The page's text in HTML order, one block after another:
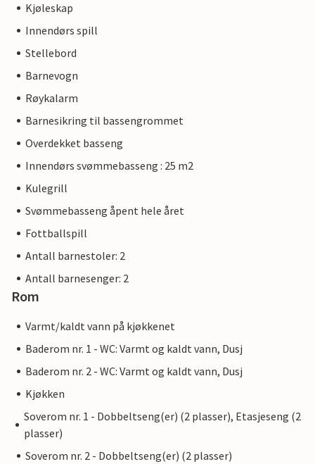
Kjøleskap
Innendørs spill
Stellebord
Barnevogn
Røykalarm
Barnesikring til bassengrommet
Overdekket basseng
Innendørs svømmebasseng : 25 m2
Kulegrill
Svømmebasseng åpent hele året
Fottballspill
Antall barnestoler: 2
Antall barnesenger: 2
Rom
Varmt/kaldt vann på kjøkkenet
Baderom nr. 1 - WC: Varmt og kaldt vann, Dusj
Baderom nr. 2 - WC: Varmt og kaldt vann, Dusj
Kjøkken
Soverom nr. 1 - Dobbeltseng(er) (2 plasser), Etasjeseng (2
plasser)
Soverom nr. 2 - Dobbeltseng(er) (2 plasser)